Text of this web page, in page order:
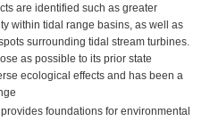
are identified such as greater
within tidal range basins, as well as
surrounding tidal stream turbines.
as possible to its prior state
ecological effects and has been a
foundations for environmental